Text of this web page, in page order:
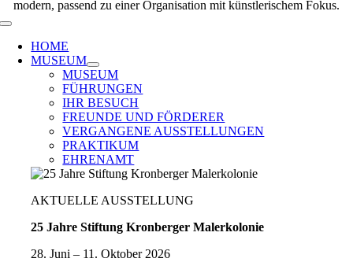
Toggle
Navigation
HOME
MUSEUM
MUSEUM
FÜHRUNGEN
IHR BESUCH
FREUNDE UND FÖRDERER
VERGANGENE AUSSTELLUNGEN
PRAKTIKUM
EHRENAMT
AKTUELLE AUSSTELLUNG
25 Jahre Stiftung Kronberger Malerkolonie
28. Juni – 11. Oktober 2026